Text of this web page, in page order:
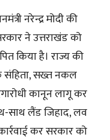
नरेन्द्र मोदी की
ने उत्तराखंड को
किया है। राज्य की
संहिता, सख्त नकल
कानून लागू कर
साथ लैंड जिहाद, लव
कर सरकार को